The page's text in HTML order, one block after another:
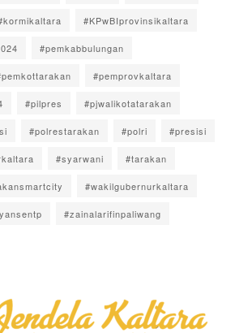
#KPwBIprovinsikaltara
#pemkabbulungan
#pemprovkaltara
#pilpres #pjwalikotatarakan
#polrestarakan #polri #presisi
#syarwani #tarakan
#wakilgubernurkaltara
#zainalarifinpaliwang